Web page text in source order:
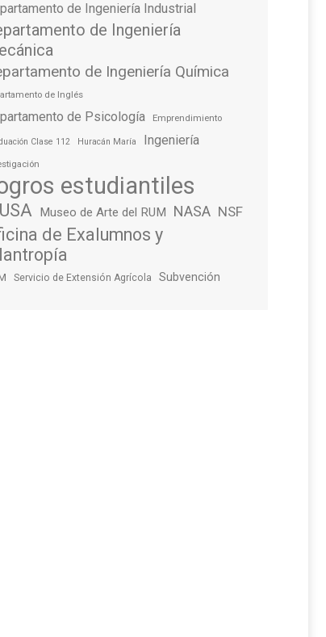
de Ingeniería Industrial
de Ingeniería
de Ingeniería Química
de Inglés
de Psicología Emprendimiento
Clase 112 Huracán María Ingeniería
estudiantiles
Museo de Arte del RUM NASA NSF
de Exalumnos y
Servicio de Extensión Agrícola Subvención